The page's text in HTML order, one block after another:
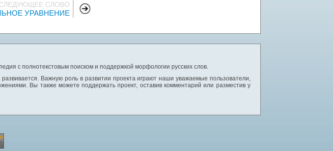
СЛОВО
УРАВНЕНИЕ
с полнотекстовым поиском и поддержкой морфологии русских слов.
Важную роль в развитии проекта играют наши уважаемые пользователи,
Вы также можете поддержать проект, оставив комментарий или разместив у